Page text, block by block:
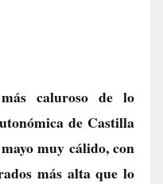
caluroso de lo
de Castilla
muy cálido, con
más alta que lo